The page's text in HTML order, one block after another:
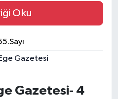
Oku
Gazetesi
Gazetesi- 4